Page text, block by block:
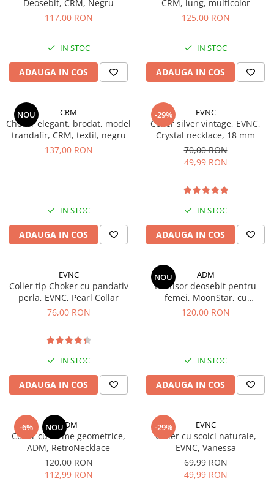
Accesorii vestimentare
Bratari
Cercei
Coliere, lantisoare si chokere
TV, Audio-Video & Foto
Huse telefoane mobile
Baterii externe
Boxe portabile, cu bluetooth
Cabluri de incarcare
Accesorii auto interioare &
Accesorii diverse
Confort auto
Curatare auto
Suporturi auto pentru telefon
Deosebit, CRM, Negru
117,00 RON
IN STOC
ADAUGA IN COS
CRM, lung, multicolor
125,00 RON
IN STOC
ADAUGA IN COS
NOU CRM
Choker elegant, brodat, model
trandafir, CRM, textil, negru
137,00 RON
IN STOC
ADAUGA IN COS
-29% EVNC
Colier silver vintage, EVNC,
Crystal necklace, 18 mm
70,00 RON
49,99 RON
IN STOC
ADAUGA IN COS
EVNC
Colier tip Choker cu pandativ
perla, EVNC, Pearl Collar
76,00 RON
IN STOC
ADAUGA IN COS
NOU ADM
Lantisor deosebit pentru
femei, MoonStar, cu
pandantive in forma de
120,00 RON
IN STOC
ADAUGA IN COS
-6% NOUADM
Colier cu forme geometrice,
ADM, RetroNecklace
120,00 RON
112,99 RON
-29% EVNC
Colier cu scoici naturale,
EVNC, Vanessa
69,99 RON
49,99 RON